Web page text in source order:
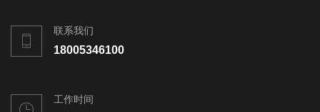
联系我们
18005346100
工作时间